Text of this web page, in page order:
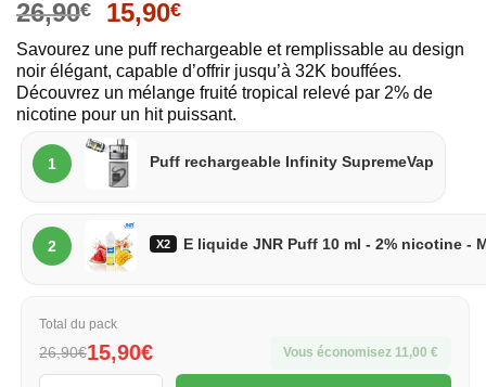
26,90€ 15,90€
Savourez une puff rechargeable et remplissable au design
noir élégant, capable d’offrir jusqu’à 32K bouffées.
Découvrez un mélange fruité tropical relevé par 2% de
nicotine pour un hit puissant.
1 Puff
Puff rechargeable Infinity SupremeVap
2 Liquide
X2 E liquide JNR Puff 10 ml - 2% nicotine -
Total du pack
26,90€15,90€ Vous économisez 11,00 €